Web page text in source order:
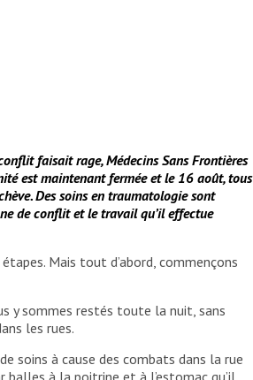
faisait rage, Médecins Sans Frontières
est maintenant fermée et le 16 août, tous
Des soins en traumatologie sont
de conflit et le travail qu’il effectue
Mais tout d’abord, commençons
y sommes restés toute la nuit, sans
les rues.
soins à cause des combats dans la rue
à la poitrine et à l’estomac qu’il